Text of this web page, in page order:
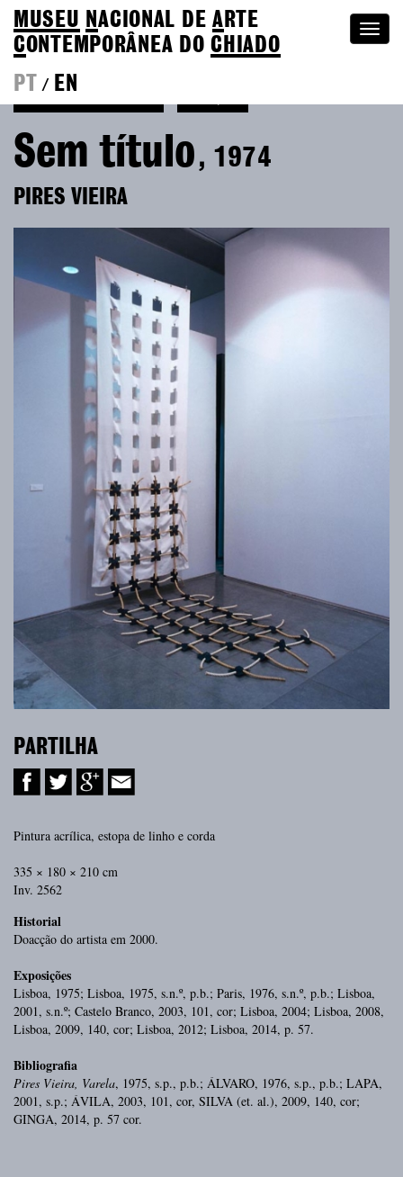
MUSEU NACIONAL DEA RTE
CONTEMPORÂNEA DOCHIADO
PT
/ EN
Sem título , 1974
PIRES VIEIRA
PARTILHA
Pintura acrílica, estopa de linho e corda
335 × 180 × 210 cm
Inv. 2562
Historial
Doacção do artista em 2000.
Exposições
Lisboa, 1975; Lisboa, 1975, s.n.º, p.b.; Paris, 1976, s.n.º, p.b.; Lisboa,
2001, s.n.º; Castelo Branco, 2003, 101, cor; Lisboa, 2004; Lisboa, 2008,
Lisboa, 2009, 140, cor; Lisboa, 2012; Lisboa, 2014, p. 57.
Bibliografia
Pires Vieira, Varela, 1975, s.p., p.b.; ÁLVARO, 1976, s.p., p.b.; LAPA,
2001, s.p.; ÁVILA, 2003, 101, cor, SILVA (et. al.), 2009, 140, cor;
GINGA, 2014, p. 57 cor.